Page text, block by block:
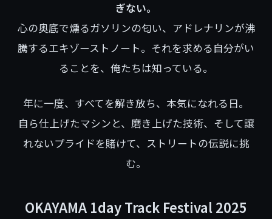
ぎない。
心の奥底で燻るガソリンの匂い、アドレナリンが沸
騰するエキゾーストノート。それを求める自分がい
ることを、俺たちは知っている。
年に一度、すべてを解き放ち、本気になれる日。
自ら仕上げたマシンと、磨き上げた技術、そして譲
れないプライドを賭けて、ストリートの伝説に挑
む。
OKAYAMA 1day Track Festival 2025